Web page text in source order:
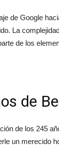
de Google
La
de los
de
de los 245
un merecido